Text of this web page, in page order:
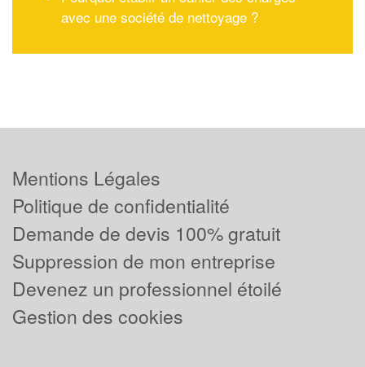
avec une société de nettoyage ?
Mentions Légales
Politique de confidentialité
Demande de devis 100% gratuit
Suppression de mon entreprise
Devenez un professionnel étoilé
Gestion des cookies